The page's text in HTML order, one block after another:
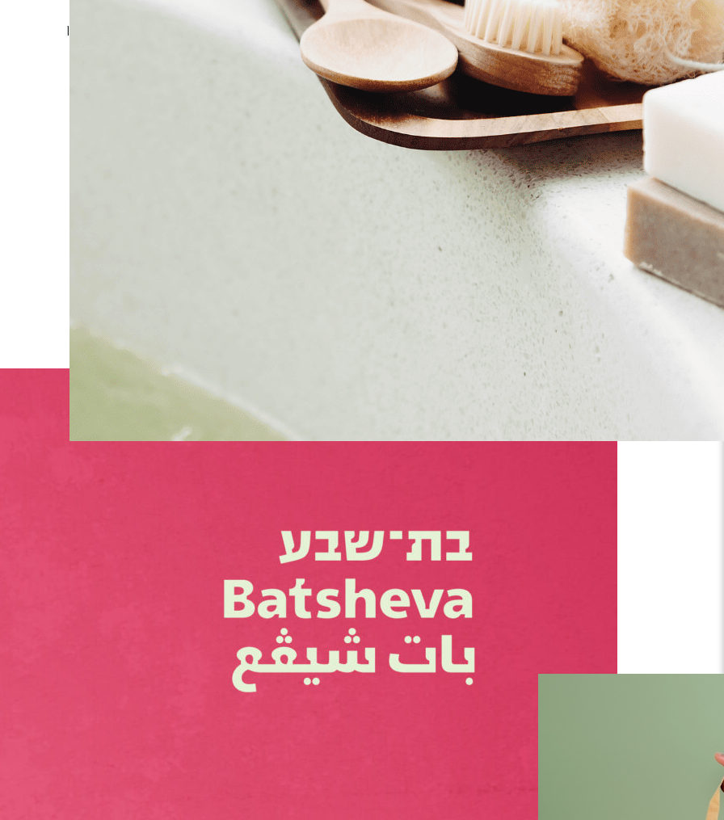
קוזה, נוהום קויטה, קליס רובינסון, ליאן רייזר.
רקדני האנסמבל: לין אקובו, זאקרי בורוס, סת’ גיבסון, ג’ואי גרטין, ויקטוריה שאסה דומינגז, סידני היראי, קספר לייבסקי, דןדן
כהן, יפתח לוסטיגר, קייקה ניו, דניאל פאולה, תואם סויסה, צ’ה וון סו, נגה סנה, צ’ייס פיטרסון, שירה קסטנבוים.
מתלמדים: מיקה אברהם, מאיה יעקובי, הילה לנדסברג, גיא רוזנצויג.
בהשתתפות תלמידי ותלמידות בית ספר בת־שבע ותלמידי שנה ב’ של המסלול להכשרת רקדנים – ביכורי העתים.
עיצוב תאורה: אבי יונה בואנו (במבי)
עיצוב תלבושות: רקפת לוי
עיצוב חלל: גדי צחור ומקסים וואראט
אסיסטנט למעצבת תלבושות: אריאל כהן
מוזיקה חיה: אבי בללי (בס) דני מקוב (תופים), אוהד נהרין (גיטרה ושירה)
“תמיד ריחף איזה צל, ריחף איזה ספק” דויד גרוסמן, דברים מתוך שיחה (המרכז האקדמי שלם, 2020)
טקסטים: מקסים וואראט
מעוף: יניב סויסה, קרקס Y
דגלים: מנדי מועלים
טקסט על היצירה: שירה ויטלי
*חידוש אנאפאזה הוא הפקה משותפת של להקת מחול בת־שבע ו-toMix עולם של חוויות.
יש לבחור כמות